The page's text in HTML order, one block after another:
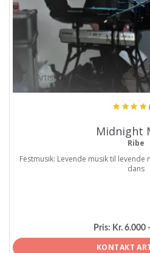
ProArtist
Midnight
Ribe
Festmusik: Levende musik til
dans
Pris: Kr. 6.000
KONTAKT